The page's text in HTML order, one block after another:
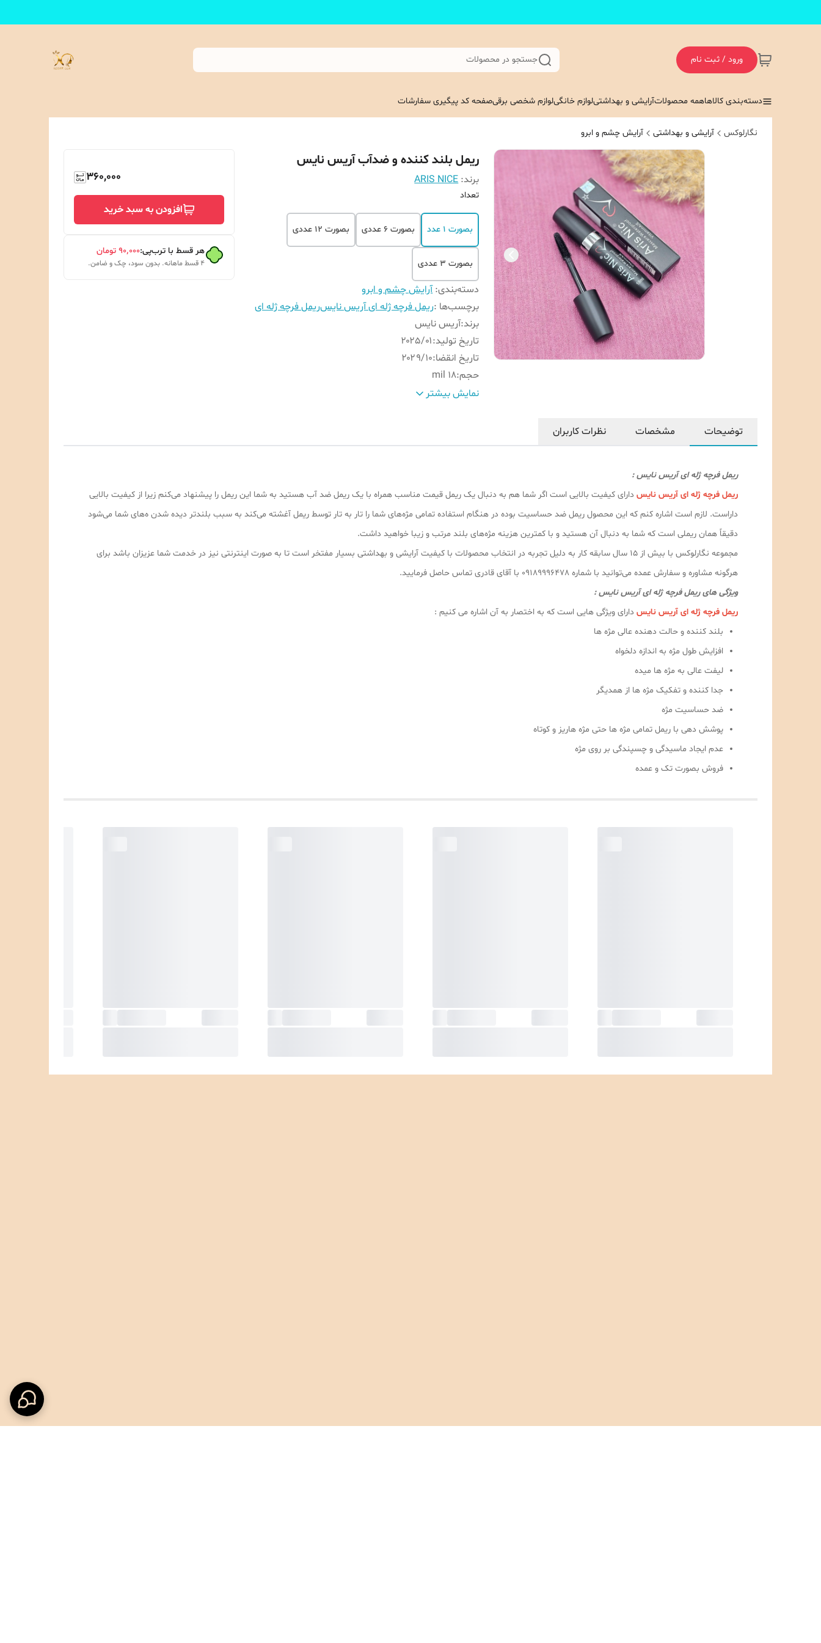
ورود / ثبت نام جستجو در محصولات
دسته‌بندی کالاهاهمه محصولاتآرایشی و بهداشتیلوازم خانگیلوازم شخصی برقیصفحه کد پیگیری سفارشات
نگارلوکس آرایشی و بهداشتی آرایش چشم و ابرو
ریمل بلند کننده و ضدآب آریس نایس
برند: ARIS NICE
تعداد
بصورت 1 عدد بصورت 6 عددی بصورت 12 عددی
بصورت 3 عددی
دسته‌بندی:آرایش چشم و ابرو
برچسب‌ها :ریمل فرچه ژله ای آریس نایسریمل فرچه ژله ای
برند:آریس نایس
تاریخ تولید:۲۰۲۵/۰۱
تاریخ انقضا:۲۰۲۹/10
حجم:
18 mil
ضد آب:بله
نمایش بیشتر
360,000
افزودن به سبد خرید
هر قسط با ترب‌پی:۹۰٬۰۰۰ تومان
۴ قسط ماهانه. بدون سود، چک و ضامن.
توضیحات مشخصات نظرات کاربران
ریمل فرچه ژله ای آریس نایس :
ریمل فرچه ژله ای آریس نایس دارای کیفیت بالایی است اگر شما هم به دنبال یک ریمل قیمت مناسب همراه با یک ریمل ضد آب هستید به شما این ریمل را پیشنهاد می‌کنم زیرا از کیفیت بالایی
داراست. لازم است اشاره کنم که این محصول ریمل ضد حساسیت بوده در هنگام استفاده تمامی مژه‌های شما را تار به تار توسط ریمل آغشته می‌کند به سبب بلندتر دیده شدن ه‌های شما می‌شود
دقیقاً همان ریملی است که شما به دنبال آن هستید و با کمترین هزینه مژه‌های بلند مرتب و زیبا خواهید داشت.
مجموعه نگارلوکس با بیش از ۱۵ سال سابقه کار به دلیل تجربه در انتخاب محصولات با کیفیت آرایشی و بهداشتی بسیار مفتخر است تا به صورت اینترنتی نیز در خدمت شما عزیزان باشد برای
هرگونه مشاوره و سفارش عمده می‌توانید با شماره 09189996478 با آقای قادری تماس حاصل فرمایید.
ویژگی های ریمل فرچه ژله ای آریس نایس :
ریمل فرچه ژله ای آریس نایس دارای ویژگی هایی است که به اختصار به آن اشاره می کنیم :
بلند کننده و حالت دهنده عالی مژه ها
افزایش طول مژه به اندازه دلخواه
لیفت عالی به مژه ها میده
جدا کننده و تفکیک مژه ها از همدیگر
ضد حساسیت مژه
پوشش دهی با ریمل تمامی مژه ها حتی مژه هاریز و کوتاه
عدم ایجاد ماسیدگی و چسپندگی بر روی مژه
فروش بصورت تک و عمده